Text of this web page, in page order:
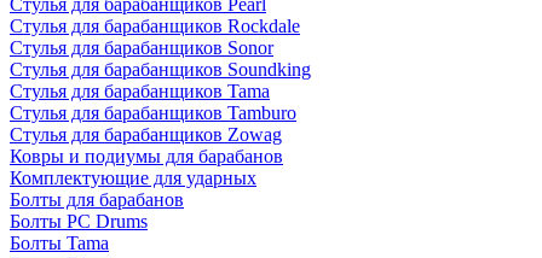
Стулья для барабанщиков Pearl
Стулья для барабанщиков Rockdale
Стулья для барабанщиков Sonor
Стулья для барабанщиков Soundking
Стулья для барабанщиков Tama
Стулья для барабанщиков Tamburo
Стулья для барабанщиков Zowag
Ковры и подиумы для барабанов
Комплектующие для ударных
Болты для барабанов
Болты PC Drums
Болты Tama